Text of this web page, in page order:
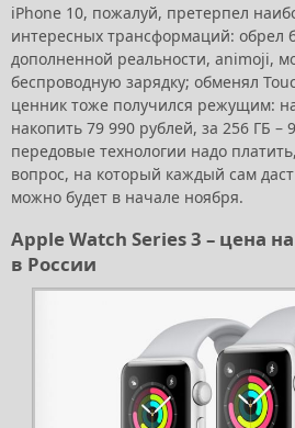
iPhone 10, пожалуй, претерпел
интересных трансформаций: обрел
дополненной реальности, animoji,
беспроводную зарядку; обменял
ценник тоже получился режущим:
накопить 79 990 рублей, за 256 ГБ –
передовые технологии надо
вопрос, на который каждый сам
можно будет в начале ноября.
Apple Watch Series 3 – цена
в России